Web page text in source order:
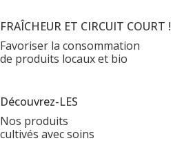
FRAÎCHEUR ET CIRCUIT COURT !
Favoriser la consommation
de produits locaux et bio
Découvrez-LES
Nos produits
cultivés avec soins